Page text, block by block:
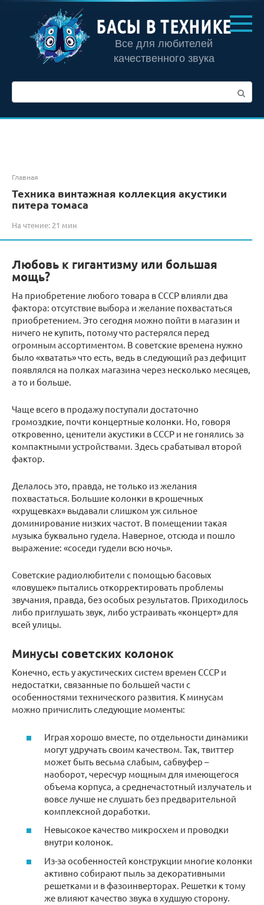
контенту
БАСЫ В ТЕХНИКЕ
Все для любителей
качественного звука
Главная
Техника винтажная коллекция акустики
питера томаса
На чтение: 21 мин
Любовь к гигантизму или большая
мощь?
На приобретение любого товара в СССР влияли два
фактора: отсутствие выбора и желание похвастаться
приобретением. Это сегодня можно пойти в магазин и
ничего не купить, потому что растерялся перед
огромным ассортиментом. В советские времена нужно
было «хватать» что есть, ведь в следующий раз дефицит
появлялся на полках магазина через несколько месяцев,
а то и больше.
Чаще всего в продажу поступали достаточно
громоздкие, почти концертные колонки. Но, говоря
откровенно, ценители акустики в СССР и не гонялись за
компактными устройствами. Здесь срабатывал второй
фактор.
Делалось это, правда, не только из желания
похвастаться. Большие колонки в крошечных
«хрущевках» выдавали слишком уж сильное
доминирование низких частот. В помещении такая
музыка буквально гудела. Наверное, отсюда и пошло
выражение: «соседи гудели всю ночь».
Советские радиолюбители с помощью басовых
«ловушек» пытались откорректировать проблемы
звучания, правда, без особых результатов. Приходилось
либо приглушать звук, либо устраивать «концерт» для
всей улицы.
Минусы советских колонок
Конечно, есть у акустических систем времен СССР и
недостатки, связанные по большей части с
особенностями технического развития. К минусам
можно причислить следующие моменты:
Играя хорошо вместе, по отдельности динамики
могут удручать своим качеством. Так, твиттер
может быть весьма слабым, сабвуфер –
наоборот, чересчур мощным для имеющегося
объема корпуса, а среднечастотный излучатель и
вовсе лучше не слушать без предварительной
комплексной доработки.
Невысокое качество микросхем и проводки
внутри колонок.
Из-за особенностей конструкции многие колонки
активно собирают пыль за декоративными
решетками и в фазоинверторах. Решетки к тому
же влияют качество звука в худшую сторону.